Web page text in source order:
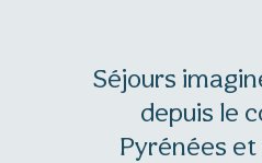
Séjours
depuis le
Pyrénées